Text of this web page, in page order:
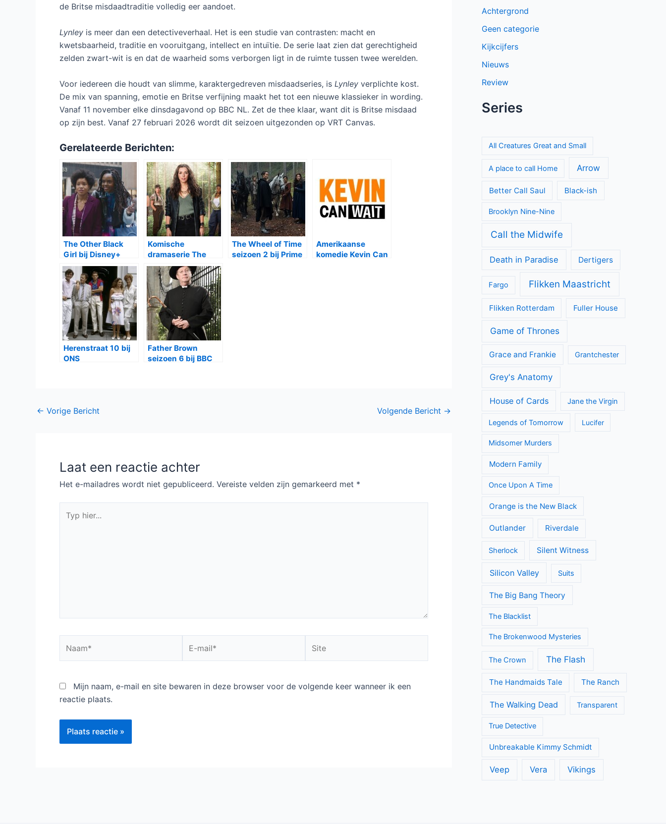
de Britse misdaadtraditie volledig eer aandoet.
Lynley is meer dan een detectiveverhaal. Het is een studie van contrasten: macht en
kwetsbaarheid, traditie en vooruitgang, intellect en intuïtie. De serie laat zien dat gerechtigheid
zelden zwart-wit is en dat de waarheid soms verborgen ligt in de ruimte tussen twee werelden.
Voor iedereen die houdt van slimme, karaktergedreven misdaadseries, is Lynley verplichte kost.
De mix van spanning, emotie en Britse verfijning maakt het tot een nieuwe klassieker in wording.
Vanaf 11 november elke dinsdagavond op BBC NL. Zet de thee klaar, want dit is Britse misdaad
op zijn best. Vanaf 27 februari 2026 wordt dit seizoen uitgezonden op VRT Canvas.
Gerelateerde Berichten:
The Other Black
Girl bij Disney+
Komische
dramaserie The
Change bij BBC
First
The Wheel of Time
seizoen 2 bij Prime
Amerikaanse
komedie Kevin Can
Herenstraat 10 bij
ONS
Father Brown
seizoen 6 bij BBC
Bericht
← Vorige Bericht Volgende Bericht →
Laat een reactie achter
Het e-mailadres wordt niet gepubliceerd. Vereiste velden zijn gemarkeerd met *
hier...
mail*
Mijn naam, e-mail en site bewaren in deze browser voor de volgende keer wanneer ik een
reactie plaats.
Achtergrond
Geen categorie
Kijkcijfers
Nieuws
Review
Series
All Creatures Great and Small
A place to call Home Arrow
Better Call Saul Black-ish
Brooklyn Nine-Nine
Call the Midwife
Death in Paradise Dertigers
Fargo Flikken Maastricht
Flikken Rotterdam Fuller House
Game of Thrones
Grace and Frankie Grantchester
Grey's Anatomy
House of Cards Jane the Virgin
Legends of Tomorrow Lucifer
Midsomer Murders
Modern Family
Once Upon A Time
Orange is the New Black
Outlander Riverdale
Sherlock Silent Witness
Silicon Valley Suits
The Big Bang Theory
The Blacklist
The Brokenwood Mysteries
The Crown The Flash
The Handmaids Tale The Ranch
The Walking Dead Transparent
True Detective
Unbreakable Kimmy Schmidt
Veep Vera Vikings